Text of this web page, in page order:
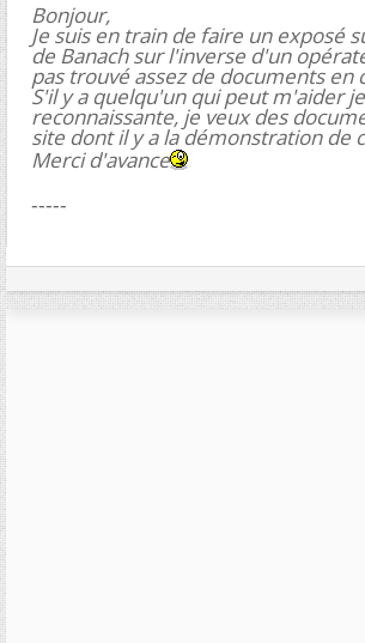
Bonjour,
Je suis en train de faire un exposé
de Banach sur l'inverse d'un
pas trouvé assez de documents en
S'il y a quelqu'un qui peut m'aider
reconnaissante, je veux des
site dont il y a la démonstration de
Merci d'avance
-----